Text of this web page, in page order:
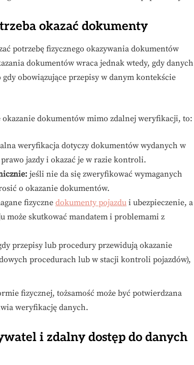
okazać dokumenty
potrzebę fizycznego okazywania dokumentów
dokumentów wraca jednak wtedy, gdy danych
obowiązujące przepisy w danym kontekście
okazanie dokumentów mimo zdalnej weryfikacji, to:
weryfikacja dotyczy dokumentów wydanych w
jazdy i okazać je w razie kontroli.
jeśli nie da się zweryfikować wymaganych
o okazanie dokumentów.
fizyczne dokumenty pojazdu i ubezpieczenie, a
może skutkować mandatem i problemami z
przepisy lub procedury przewidują okazanie
procedurach lub w stacji kontroli pojazdów),
fizycznej, tożsamość może być potwierdzana
weryfikację danych.
i zdalny dostęp do danych